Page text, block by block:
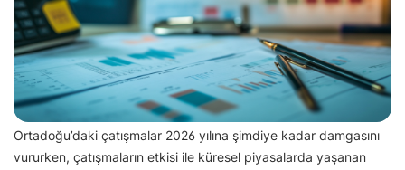
Ortadoğu’daki çatışmalar 2026 yılına şimdiye kadar damgasını
vururken, çatışmaların etkisi ile küresel piyasalarda yaşanan